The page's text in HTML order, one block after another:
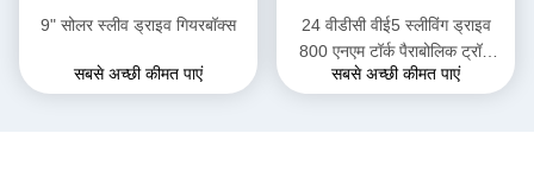
9" सोलर स्लीव ड्राइव गियरबॉक्स
सबसे अच्छी कीमत पाएं
24 वीडीसी वीई5 स्लीविंग ड्राइव
800 एनएम टॉर्क पैराबोलिक ट्रॉफ
अनुप्रयोगों में सोलर ट्रैकर सिस्टम के
सबसे अच्छी कीमत पाएं